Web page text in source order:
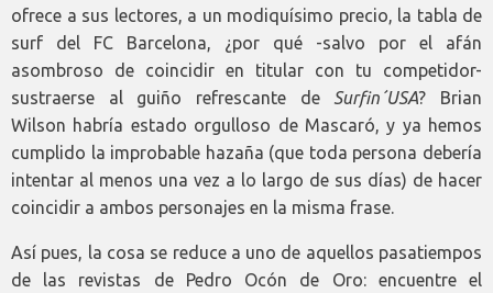
ofrece a sus lectores, a un modiquísimo precio, la tabla de
surf del FC Barcelona, ¿por qué -salvo por el afán
asombroso de coincidir en titular con tu competidor-
sustraerse al guiño refrescante de Surfin´USA? Brian
Wilson habría estado orgulloso de Mascaró, y ya hemos
cumplido la improbable hazaña (que toda persona debería
intentar al menos una vez a lo largo de sus días) de hacer
coincidir a ambos personajes en la misma frase.
Así pues, la cosa se reduce a uno de aquellos pasatiempos
de las revistas de Pedro Ocón de Oro: encuentre el